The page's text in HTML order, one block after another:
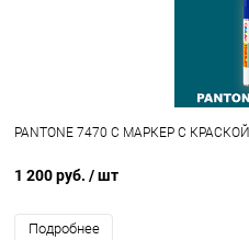
PANTONE 7470 C МАРКЕР С КРАСКОЙ
1 200 руб. / шт
Подробнее